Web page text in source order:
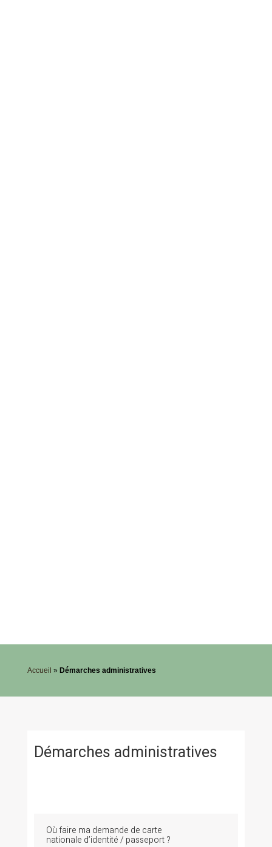
Accueil » Démarches administratives
Démarches administratives
Où faire ma demande de carte
nationale d’identité / passeport ?